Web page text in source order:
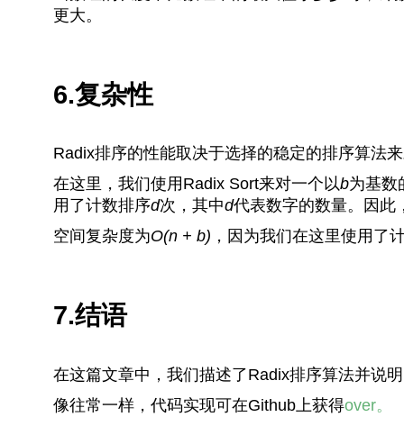
更大。
6.复杂性
Radix排序的性能取决于选择的稳定的排序算法
在这里，我们使用Radix Sort来对一个以b为基数
用了计数排序d次，其中d代表数字的数量。因此
空间复杂度为O(n + b) ，因为我们在这里使用了
7.结语
在这篇文章中，我们描述了Radix排序算法并说
像往常一样，代码实现可在Github上获得over。